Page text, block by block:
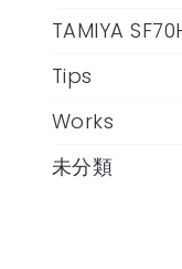
TAMIYA
Tips
Works
未分類